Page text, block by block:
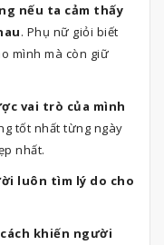
nếu ta cảm thấy
. Phụ nữ giỏi biết
mình mà còn giữ
vai trò của mình
tốt nhất từng ngày
nhất.
luôn tìm lý do cho
khiến người